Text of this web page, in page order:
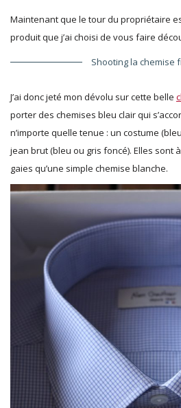
Maintenant que le tour du propriétaire
produit que j’ai choisi de vous faire
Shooting la chemise
J’ai donc jeté mon dévolu sur cette belle
porter des chemises bleu clair qui
n’importe quelle tenue : un costume
jean brut (bleu ou gris foncé). Elles sont
gaies qu’une simple chemise blanche.